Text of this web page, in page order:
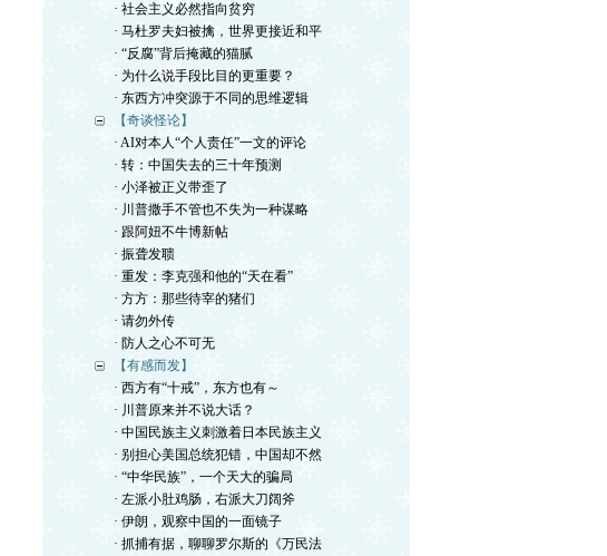
· 社会主义必然指向贫穷
· 马杜罗夫妇被擒，世界更接近和平
· “反腐”背后掩藏的猫腻
· 为什么说手段比目的更重要？
· 东西方冲突源于不同的思维逻辑
【奇谈怪论】
· AI对本人“个人责任”一文的评论
· 转：中国失去的三十年预测
· 小泽被正义带歪了
· 川普撒手不管也不失为一种谋略
· 跟阿妞不牛博新帖
· 振聋发聩
· 重发：李克强和他的“天在看”
· 方方：那些待宰的猪们
· 请勿外传
· 防人之心不可无
【有感而发】
· 西方有“十戒”，东方也有～
· 川普原来并不说大话？
· 中国民族主义刺激着日本民族主义
· 别担心美国总统犯错，中国却不然
· “中华民族”，一个天大的骗局
· 左派小肚鸡肠，右派大刀阔斧
· 伊朗，观察中国的一面镜子
· 抓捕有据，聊聊罗尔斯的《万民法